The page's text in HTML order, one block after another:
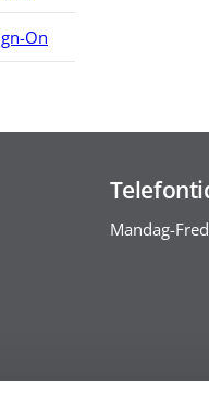
On
Mandag-